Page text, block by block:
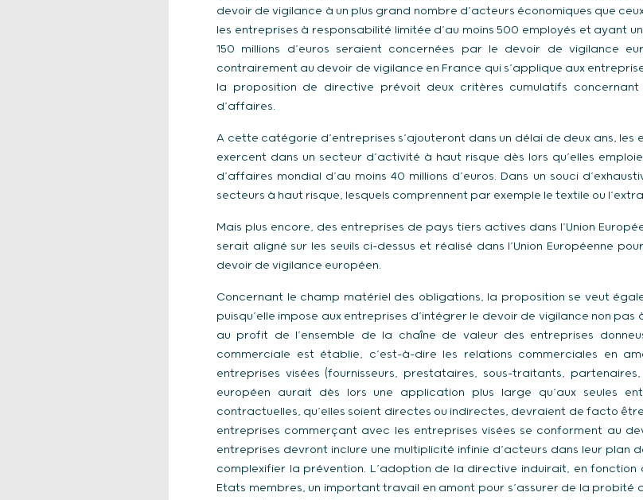
devoir de vigilance à un plus grand nombre d’acteurs économiques que
les entreprises à responsabilité limitée d’au moins 500 employés et ayant
150 millions d’euros seraient concernées par le devoir de vigilance
contrairement au devoir de vigilance en France qui s’applique aux
la proposition de directive prévoit deux critères cumulatifs
d’affaires.
A cette catégorie d’entreprises s’ajouteront dans un délai de deux ans,
exercent dans un secteur d’activité à haut risque dès lors qu’elles
d’affaires mondial d’au moins 40 millions d’euros. Dans un souci
secteurs à haut risque, lesquels comprennent par exemple le textile ou
Mais plus encore, des entreprises de pays tiers actives dans l’Union
serait aligné sur les seuils ci-dessus et réalisé dans l’Union Européenne
devoir de vigilance européen.
Concernant le champ matériel des obligations, la proposition se veut
puisqu’elle impose aux entreprises d’intégrer le devoir de vigilance non
au profit de l’ensemble de la chaîne de valeur des entreprises
commerciale est établie, c’est-à-dire les relations commerciales en
entreprises visées (fournisseurs, prestataires, sous-traitants,
européen aurait dès lors une application plus large qu’aux seules
contractuelles, qu’elles soient directes ou indirectes, devraient de facto
entreprises commerçant avec les entreprises visées se conforment au
entreprises devront inclure une multiplicité infinie d’acteurs dans leur plan
complexifier la prévention. L’adoption de la directive induirait, en
Etats membres, un important travail en amont pour s’assurer de la